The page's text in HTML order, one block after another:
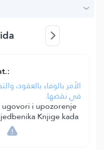
الأمر بالوفاء بالعقود،
في نقضها.
ugovori i upozorenje
Knjige kada